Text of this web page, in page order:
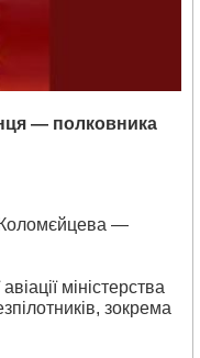
― полковника
Коломєйцева ―
міністерства
зокрема